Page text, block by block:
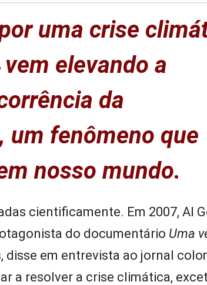
uma crise
vem elevando a
da
fenômeno que
nosso mundo.
cientificamente. Em 2007, Al
do documentário Uma
disse em entrevista ao jornal
a resolver a crise climática,